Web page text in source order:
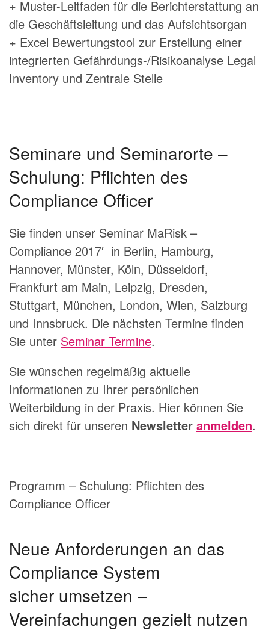
+ Muster-Leitfaden für die Berichterstattung an
die Geschäftsleitung und das Aufsichtsorgan
+ Excel Bewertungstool zur Erstellung einer
integrierten Gefährdungs-/Risikoanalyse Legal
Inventory und Zentrale Stelle
Seminare und Seminarorte –
Schulung: Pflichten des
Compliance Officer
Sie finden unser Seminar MaRisk –
Compliance 2017′ in Berlin, Hamburg,
Hannover, Münster, Köln, Düsseldorf,
Frankfurt am Main, Leipzig, Dresden,
Stuttgart, München, London, Wien, Salzburg
und Innsbruck. Die nächsten Termine finden
Sie unter Seminar Termine.
Sie wünschen regelmäßig aktuelle
Informationen zu Ihrer persönlichen
Weiterbildung in der Praxis. Hier können Sie
sich direkt für unseren Newsletter anmelden.
Programm – Schulung: Pflichten des
Compliance Officer
Neue Anforderungen an das
Compliance System
sicher umsetzen –
Vereinfachungen gezielt nutzen